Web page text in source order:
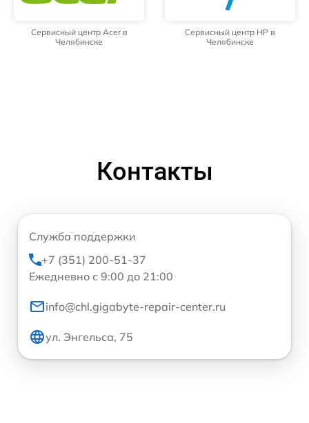
Сервисный центр Acer в
Челябинске
Сервисный центр HP в
Челябинске
Контакты
Служба поддержки
+7 (351) 200-51-37
Ежедневно с 9:00 до 21:00
info@chl.gigabyte-repair-center.ru
ул. Энгельса, 75